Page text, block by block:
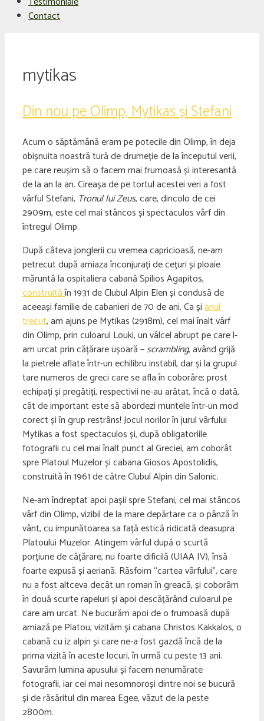
Contact
mytikas
Din nou pe Olimp, Mytikas și Stefani
Acum o săptămână eram pe potecile din Olimp, în deja
obișnuita noastră tură de drumeție de la începutul verii,
pe care reușim să o facem mai frumoasă și interesantă
de la an la an. Cireașa de pe tortul acestei veri a fost
vârful Stefani, Tronul lui Zeus, care, dincolo de cei
2909m, este cel mai stâncos și spectaculos vârf din
întregul Olimp.
După câteva jonglerii cu vremea capricioasă, ne-am
petrecut după amiaza înconjurați de cețuri și ploaie
măruntă la ospitaliera cabană Spilios Agapitos,
construităîn 1931 de Clubul Alpin Elen și condusă de
aceeași familie de cabanieri de 70 de ani. Ca șianul
trecut, am ajuns pe Mytikas (2918m), cel mai înalt vârf
din Olimp, prin culoarul Louki, un vâlcel abrupt pe care l-
am urcat prin cățărare ușoară –scrambling, având grijă
la pietrele aflate într-un echilibru instabil, dar și la grupul
tare numeros de greci care se afla în coborâre; prost
echipați și pregătiți, respectivii ne-au arătat, încă o dată,
cât de important este să abordezi muntele într-un mod
corect și în grup restrâns! Jocul norilor în jurul vârfului
Mytikas a fost spectaculos și, după obligatoriile
fotografii cu cel mai înalt punct al Greciei, am coborât
spre Platoul Muzelor și cabana Giosos Apostolidis,
construită în 1961 de către Clubul Alpin din Salonic.
Ne-am îndreptat apoi pașii spre Stefani, cel mai stâncos
vârf din Olimp, vizibil de la mare depărtare ca o pânză în
vânt, cu impunătoarea sa față estică ridicată deasupra
Platoului Muzelor. Atingem vârful după o scurtă
porțiune de cățărare, nu foarte dificilă (UIAA IV), însă
foarte expusă și aeriană. Răsfoim “cartea vârfului”, care
nu a fost altceva decât un roman în greacă, și coborâm
în două scurte rapeluri și apoi descățărând culoarul pe
care am urcat. Ne bucurăm apoi de o frumoasă după
amiază pe Platou, vizităm și cabana Christos Kakkalos, o
cabană cu iz alpin și care ne-a fost gazdă încă de la
prima vizită în aceste locuri, în urmă cu peste 13 ani.
Savurăm lumina apusului și facem nenumărate
fotografii, iar cei mai nesomnoroși dintre noi se bucură
și de răsăritul din marea Egee, văzut de la peste
2800m.